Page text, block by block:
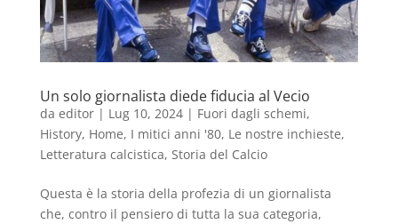
Un solo giornalista diede fiducia al Vecio
da editor| Lug 10, 2024| Fuori dagli schemi,
History, Home, I mitici anni '80, Le nostre inchieste,
Letteratura calcistica, Storia del Calcio
Questa è la storia della profezia di un giornalista
che, contro il pensiero di tutta la sua categoria,